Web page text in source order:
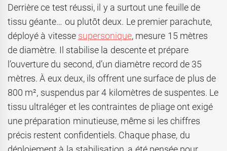
Derrière ce test réussi, il y a surtout une feuille de
tissu géante… ou plutôt deux. Le premier parachute,
déployé à vitesse supersonique, mesure 15 mètres
de diamètre. Il stabilise la descente et prépare
l’ouverture du second, d’un diamètre record de 35
mètres. À eux deux, ils offrent une surface de plus de
800 m², suspendus par 4 kilomètres de suspentes. Le
tissu ultraléger et les contraintes de pliage ont exigé
une préparation minutieuse, même si les chiffres
précis restent confidentiels. Chaque phase, du